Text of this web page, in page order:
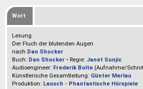
Wort
Lesung
Der Fluch der blutenden Augen
nach Dan Shocker
Buch: Dan Shocker • Regie: Janet Sunjic
Audioengineer: Frederik Bolte (Aufnahme/
Künstlerische Gesamtleitung: Günter Merlau
Produktion: Lausch - Phantastische Hörspiele